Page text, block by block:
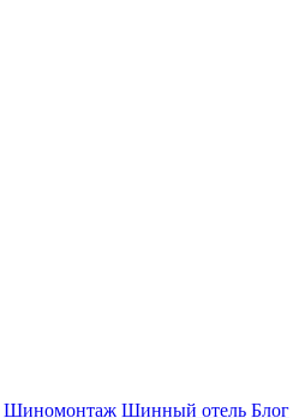
Шиномонтаж Шинный отель Блог